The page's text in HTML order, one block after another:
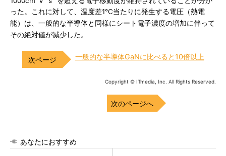
った。これに対して、温度差1℃当たりに発生する電圧（熱電
能）は、一般的な半導体と同様にシート電子濃度の増加に伴って
その絶対値が減少した。
一般的な半導体GaNに比べると10倍以上
Copyright © ITmedia, Inc. All Rights Reserved.
次のページへ
あなたにおすすめ